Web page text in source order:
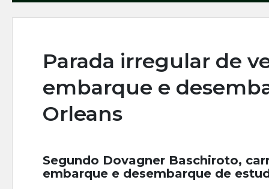
Parada irregular de
embarque e
Orleans
Segundo Dovagner Baschiroto,
embarque e desembarque de